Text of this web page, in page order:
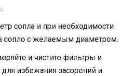
сопла и при необходимости
сопло с желаемым диаметром.
и чистите фильтры и
для избежания засорений и